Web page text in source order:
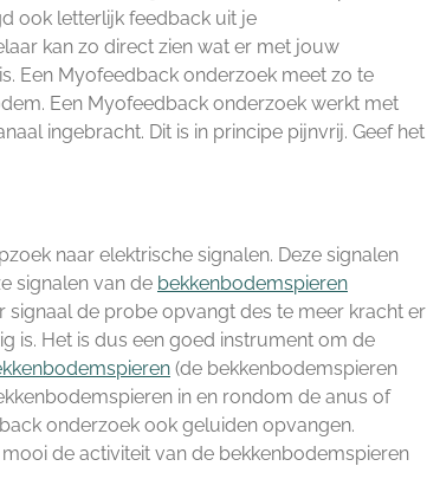
ook letterlijk feedback uit je
kan zo direct zien wat er met jouw
Een Myofeedback onderzoek meet zo te
Een Myofeedback onderzoek werkt met
ingebracht. Dit is in principe pijnvrij. Geef het
naar elektrische signalen. Deze signalen
signalen van de bekkenbodemspieren
signaal de probe opvangt des te meer kracht er
is. Het is dus een goed instrument om de
(de bekkenbodemspieren
in en rondom de anus of
onderzoek ook geluiden opvangen.
de activiteit van de bekkenbodemspieren